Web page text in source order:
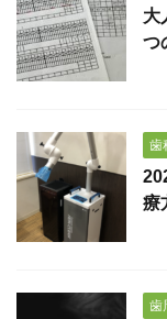
大
つ
歯
療
歯